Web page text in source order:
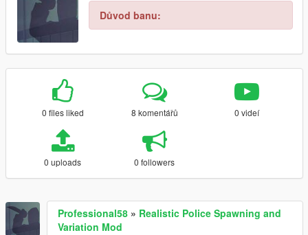
Důvod banu:
0 files liked 8 komentářů 0 videí
0 uploads 0 followers
Professional58 » Realistic Police Spawning and
Variation Mod